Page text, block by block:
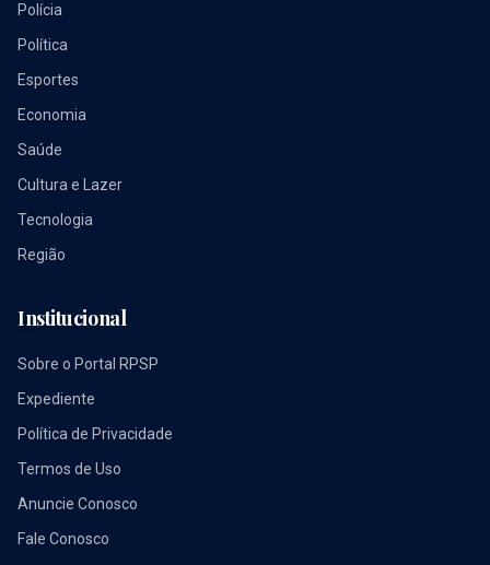
Polícia
Política
Esportes
Economia
Saúde
Cultura e Lazer
Tecnologia
Região
Institucional
Sobre o Portal RPSP
Expediente
Política de Privacidade
Termos de Uso
Anuncie Conosco
Fale Conosco